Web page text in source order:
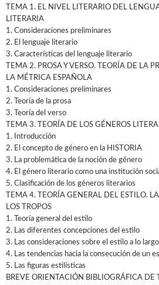
TEMA 1. EL NIVEL LITERARIO DEL
LITERARIA
1. Consideraciones preliminares
2. El lenguaje literario
3. Características del lenguaje literario
TEMA 2. PROSA Y VERSO. TEORÍA DE LA
LA MÉTRICA ESPAÑOLA
1. Consideraciones preliminares
2. Teoría de la prosa
3. Teoría del verso
TEMA 3. TEORÍA DE LOS GÉNEROS
1. Introducción
2. El concepto de género en la HISTORIA
3. La problemática de la noción de género
4. El género literario como una institución
5. Clasificación de los géneros literarios
TEMA 4. TEORÍA GENERAL DEL ESTILO.
LOS TROPOS
1. Teoría general del estilo
2. Las diferentes concepciones del estilo
3. Las consideraciones sobre el estilo a lo
4. Las tendencias hacia la consecución de un
5. Las figuras estilísticas
BREVE ORIENTACIÓN BIBLIOGRÁFICA DE